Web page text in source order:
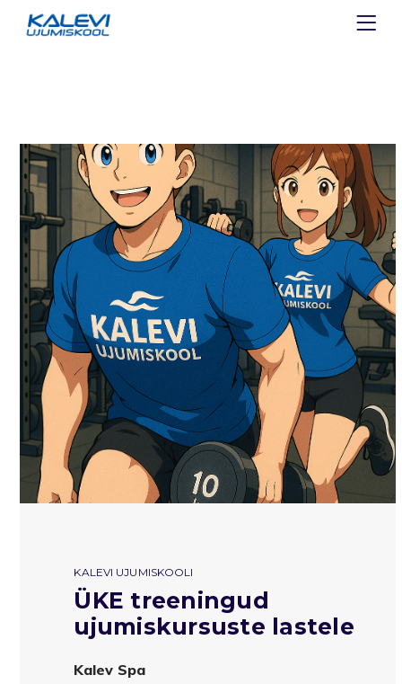
KALEVI UJUMISKOOLI
ÜKE treeningud
ujumiskursuste lastele
Kalev Spa